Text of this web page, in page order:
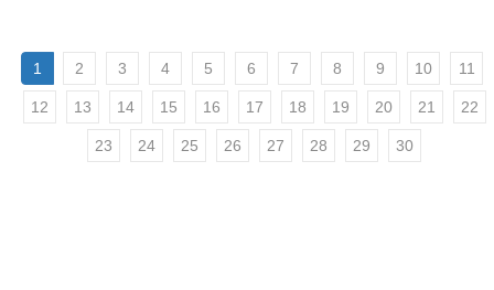
1 2 3 4 5 6 7 8 9 10 11
12 13 14 15 16 17 18 19 20 21 22
23 24 25 26 27 28 29 30